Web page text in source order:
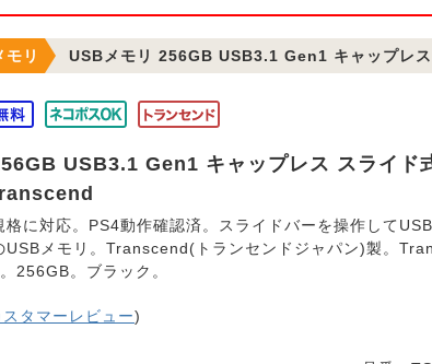
モリ USBメモリ 256GB USB3.1 Gen1 キャップレス スライド式
USB3.1 Gen1 キャップレス スライ
に対応。PS4動作確認済。スライドバーを操作して
USBメモリ。Transcend(トランセンドジャパン)製。
256GB。ブラック。
タマーレビュー)